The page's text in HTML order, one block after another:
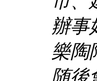
辦事
樂陶
随後